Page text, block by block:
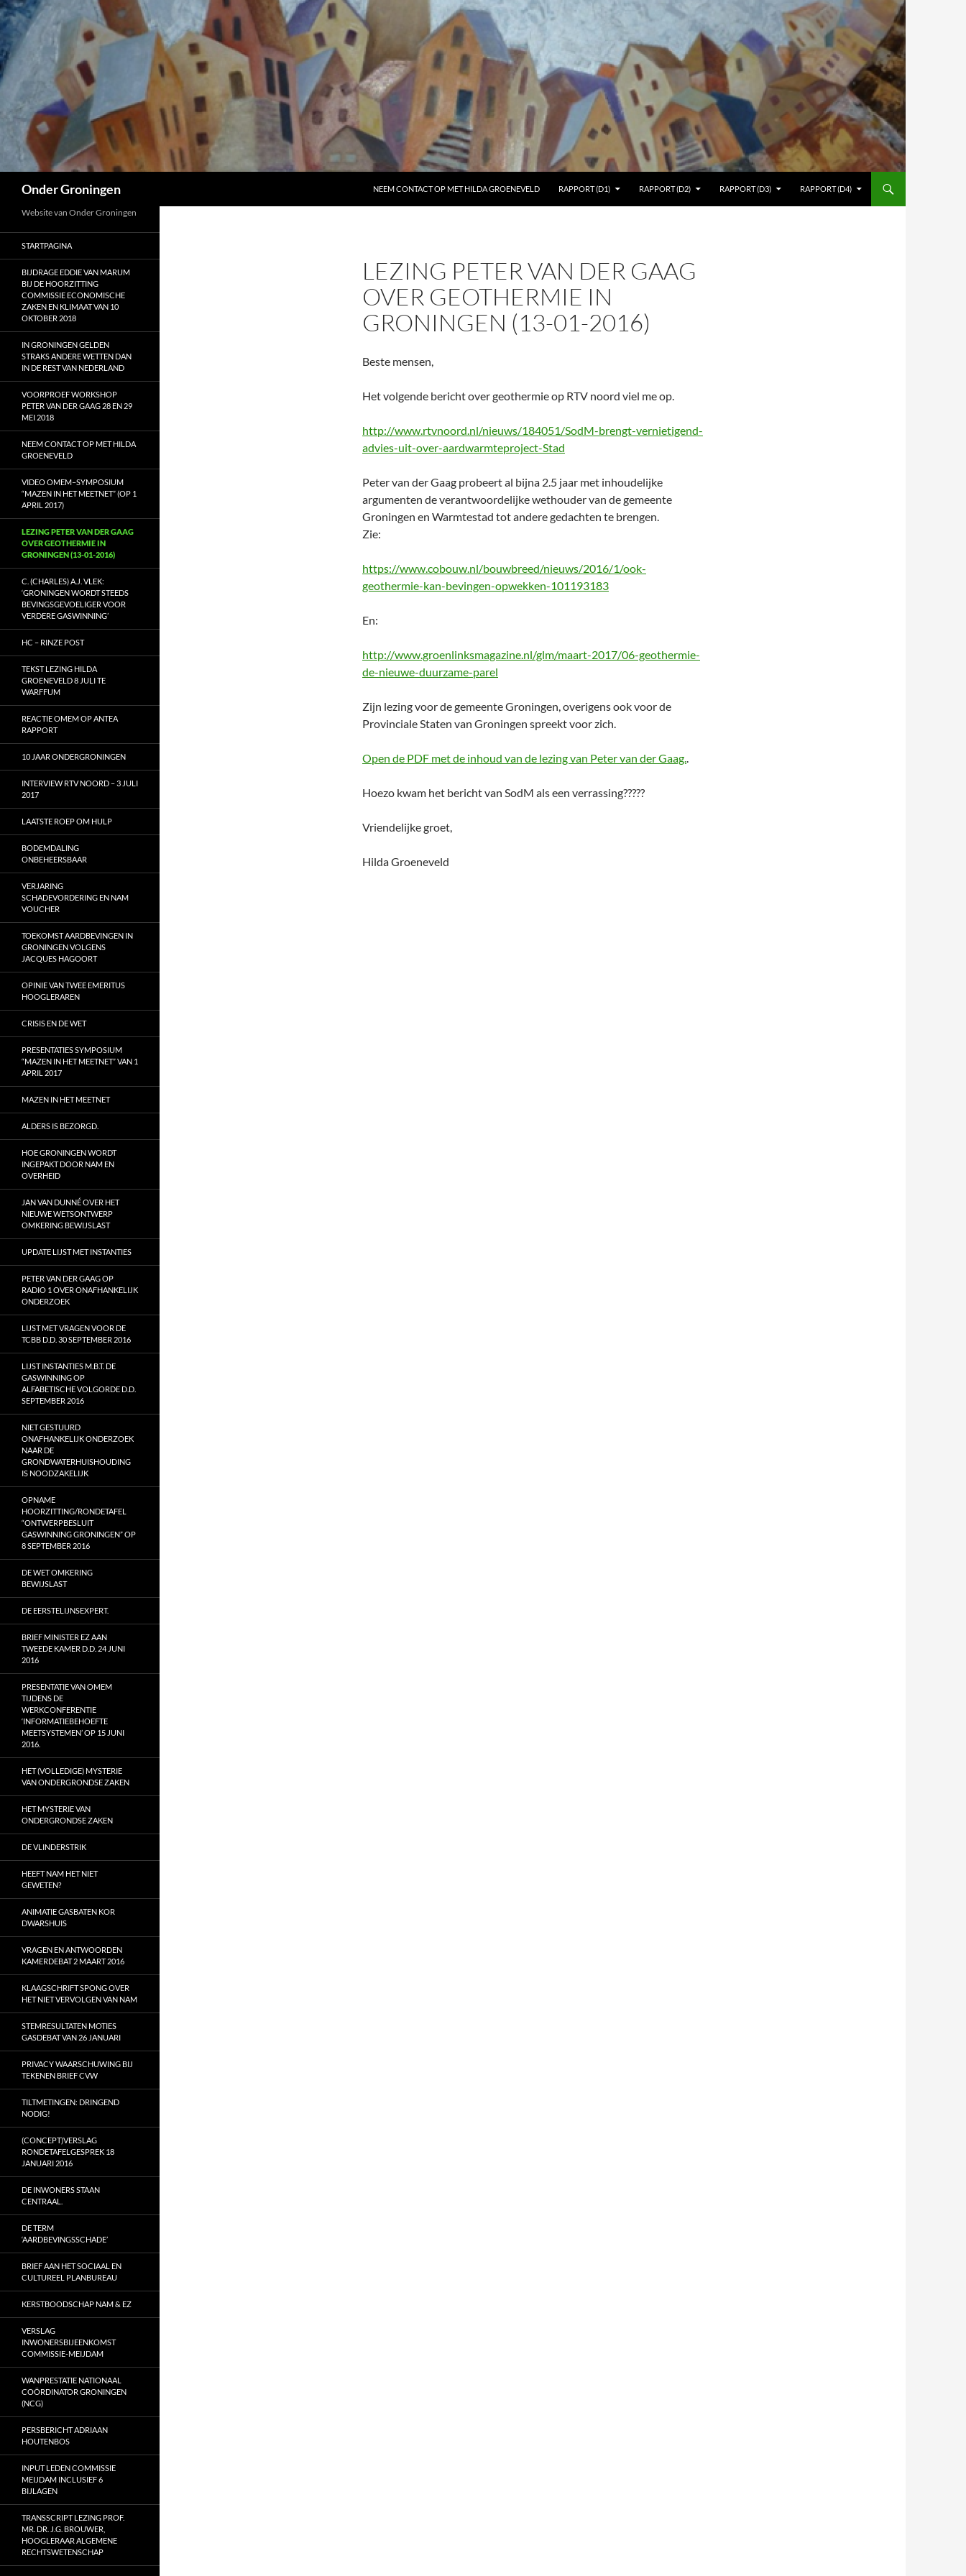
Ga
naar
de
inhoud
Onder Groningen NEEM CONTACT OP MET HILDA GROENEVELD RAPPORT (D1) RAPPORT (D2) RAPPORT (D3) RAPPORT (D4)
LEZING PETER VAN DER GAAG
OVER GEOTHERMIE IN
GRONINGEN (13-01-2016)
Beste mensen,
Het volgende bericht over geothermie op RTV noord viel me op.
http://www.rtvnoord.nl/nieuws/184051/SodM-brengt-vernietigend-
advies-uit-over-aardwarmteproject-Stad
Peter van der Gaag probeert al bijna 2.5 jaar met inhoudelijke
argumenten de verantwoordelijke wethouder van de gemeente
Groningen en Warmtestad tot andere gedachten te brengen.
Zie:
https://www.cobouw.nl/bouwbreed/nieuws/2016/1/ook-
geothermie-kan-bevingen-opwekken-101193183
En:
http://www.groenlinksmagazine.nl/glm/maart-2017/06-geothermie-
de-nieuwe-duurzame-parel
Zijn lezing voor de gemeente Groningen, overigens ook voor de
Provinciale Staten van Groningen spreekt voor zich.
Open de PDF met de inhoud van de lezing van Peter van der Gaag..
Hoezo kwam het bericht van SodM als een verrassing?????
Vriendelijke groet,
Hilda Groeneveld
Website van Onder Groningen
STARTPAGINA
BIJDRAGE EDDIE VAN MARUM
BIJ DE HOORZITTING
COMMISSIE ECONOMISCHE
ZAKEN EN KLIMAAT VAN 10
OKTOBER 2018
IN GRONINGEN GELDEN
STRAKS ANDERE WETTEN DAN
IN DE REST VAN NEDERLAND
VOORPROEF WORKSHOP
PETER VAN DER GAAG 28 EN 29
MEI 2018
NEEM CONTACT OP MET HILDA
GROENEVELD
VIDEO OMEM–SYMPOSIUM
“MAZEN IN HET MEETNET” (OP 1
APRIL 2017)
LEZING PETER VAN DER GAAG
OVER GEOTHERMIE IN
GRONINGEN (13-01-2016)
C. (CHARLES) A.J. VLEK:
‘GRONINGEN WORDT STEEDS
BEVINGSGEVOELIGER VOOR
VERDERE GASWINNING’
HC – RINZE POST
TEKST LEZING HILDA
GROENEVELD 8 JULI TE
WARFFUM
REACTIE OMEM OP ANTEA
RAPPORT
10 JAAR ONDERGRONINGEN
INTERVIEW RTV NOORD – 3 JULI
2017
LAATSTE ROEP OM HULP
BODEMDALING
ONBEHEERSBAAR
VERJARING
SCHADEVORDERING EN NAM
VOUCHER
TOEKOMST AARDBEVINGEN IN
GRONINGEN VOLGENS
JACQUES HAGOORT
OPINIE VAN TWEE EMERITUS
HOOGLERAREN
CRISIS EN DE WET
PRESENTATIES SYMPOSIUM
“MAZEN IN HET MEETNET” VAN 1
APRIL 2017
MAZEN IN HET MEETNET
ALDERS IS BEZORGD.
HOE GRONINGEN WORDT
INGEPAKT DOOR NAM EN
OVERHEID
JAN VAN DUNNÉ OVER HET
NIEUWE WETSONTWERP
OMKERING BEWIJSLAST
UPDATE LIJST MET INSTANTIES
PETER VAN DER GAAG OP
RADIO 1 OVER ONAFHANKELIJK
ONDERZOEK
LIJST MET VRAGEN VOOR DE
TCBB D.D. 30 SEPTEMBER 2016
LIJST INSTANTIES M.B.T. DE
GASWINNING OP
ALFABETISCHE VOLGORDE D.D.
SEPTEMBER 2016
NIET GESTUURD
ONAFHANKELIJK ONDERZOEK
NAAR DE
GRONDWATERHUISHOUDING
IS NOODZAKELIJK
OPNAME
HOORZITTING/RONDETAFEL
“ONTWERPBESLUIT
GASWINNING GRONINGEN” OP
8 SEPTEMBER 2016
DE WET OMKERING
BEWIJSLAST
DE EERSTELIJNSEXPERT.
BRIEF MINISTER EZ AAN
TWEEDE KAMER D.D. 24 JUNI
2016
PRESENTATIE VAN OMEM
TIJDENS DE
WERKCONFERENTIE
‘INFORMATIEBEHOEFTE
MEETSYSTEMEN’ OP 15 JUNI
2016.
HET (VOLLEDIGE) MYSTERIE
VAN ONDERGRONDSE ZAKEN
HET MYSTERIE VAN
ONDERGRONDSE ZAKEN
DE VLINDERSTRIK
HEEFT NAM HET NIET
GEWETEN?
ANIMATIE GASBATEN KOR
DWARSHUIS
VRAGEN EN ANTWOORDEN
KAMERDEBAT 2 MAART 2016
KLAAGSCHRIFT SPONG OVER
HET NIET VERVOLGEN VAN NAM
STEMRESULTATEN MOTIES
GASDEBAT VAN 26 JANUARI
PRIVACY WAARSCHUWING BIJ
TEKENEN BRIEF CVW
TILTMETINGEN: DRINGEND
NODIG!
(CONCEPT)VERSLAG
RONDETAFELGESPREK 18
JANUARI 2016
DE INWONERS STAAN
CENTRAAL.
DE TERM
‘AARDBEVINGSSCHADE’
BRIEF AAN HET SOCIAAL EN
CULTUREEL PLANBUREAU
KERSTBOODSCHAP NAM & EZ
VERSLAG
INWONERSBIJEENKOMST
COMMISSIE-MEIJDAM
WANPRESTATIE NATIONAAL
COÖRDINATOR GRONINGEN
(NCG)
PERSBERICHT ADRIAAN
HOUTENBOS
INPUT LEDEN COMMISSIE
MEIJDAM INCLUSIEF 6
BIJLAGEN
TRANSSCRIPT LEZING PROF.
MR. DR. J.G. BROUWER,
HOOGLERAAR ALGEMENE
RECHTSWETENSCHAP